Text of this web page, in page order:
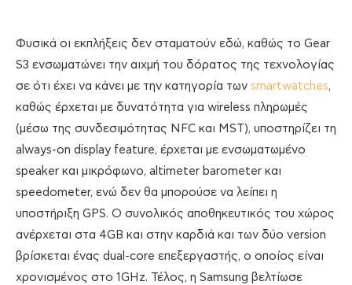
Φυσικά οι εκπλήξεις δεν σταματούν εδώ, καθώς το Gear
S3 ενσωματώνει την αιχμή του δόρατος της τεχνολογίας
σε ότι έχει να κάνει με την κατηγορία των smartwatches,
καθώς έρχεται με δυνατότητα για wireless πληρωμές
(μέσω της συνδεσιμότητας NFC και MST), υποστηρίζει τη
always-on display feature, έρχεται με ενσωματωμένο
speaker και μικρόφωνο, altimeter barometer και
speedometer, ενώ δεν θα μπορούσε να λείπει η
υποστήριξη GPS. Ο συνολικός αποθηκευτικός του χώρος
ανέρχεται στα 4GB και στην καρδιά και των δύο version
βρίσκεται ένας dual-core επεξεργαστής, ο οποίος είναι
χρονισμένος στο 1GHz. Τέλος, η Samsung βελτίωσε